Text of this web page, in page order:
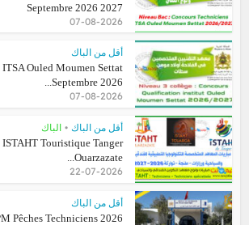
Septembre 2026 2027
07-08-2026
أقل من الباك
Ouled Moumen Settat
Septembre 2026...
07-08-2026
أقل من الباك • الباك
ISTAHT Touristique Tanger
Ouarzazate...
22-07-2026
أقل من الباك
Pêches Techniciens 2026